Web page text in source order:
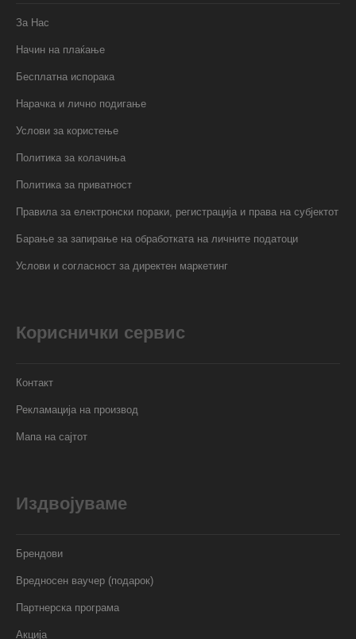
За Нас
Начин на плаќање
Бесплатна испорака
Нарачка и лично подигање
Услови за користење
Политика за колачиња
Политика за приватност
Правила за електронски пораки, регистрација и права на субјектот
Барање за запирање на обработката на личните податоци
Услови и согласност за директен маркетинг
Кориснички сервис
Контакт
Рекламација на производ
Мапа на сајтот
Издвојуваме
Брендови
Вредносен ваучер (подарок)
Партнерска програма
Акција